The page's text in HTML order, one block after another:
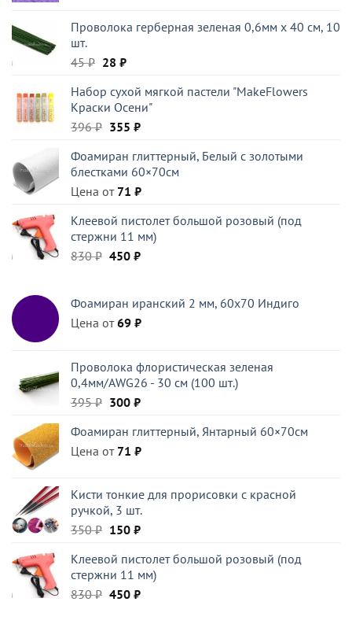
199 ₽.
Проволока герберная зеленая 0,6мм x 40 см, 10
шт.
45₽ Первоначальная
составляла
45 ₽.
28 ₽Текущая
28 ₽.
Набор сухой мягкой пастели "MakeFlowers
Краски Осени"
396₽ Первоначальная
составляла
396 ₽.
355 ₽Текущая
355 ₽.
Фоамиран глиттерный, Белый c золотыми
блестками 60×70см
Цена от 71 ₽
Клеевой пистолет большой розовый (под
стержни 11 мм)
830₽ Первоначальная
830 ₽.
450 ₽Текущая
Фоамиран иранский 2 мм, 60х70 Индиго
Цена от69 ₽
Проволока флористическая зеленая
0,4мм/AWG26 - 30 см (100 шт.)
395₽ Первоначальная
составляла
395 ₽.
300 ₽Текущая
300 ₽.
Фоамиран глиттерный, Янтарный 60×70см
Цена от 71 ₽
Кисти тонкие для прорисовки с красной
ручкой, 3 шт.
350₽ Первоначальная
составляла
350 ₽.
150 ₽Текущая
150 ₽.
Клеевой пистолет большой розовый (под
стержни 11 мм)
830₽ Первоначальная
450 ₽Текущая